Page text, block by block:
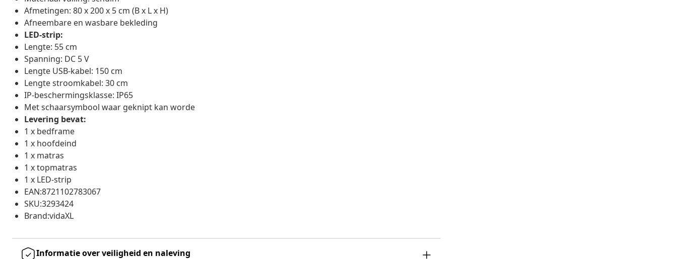
Afmetingen: 80 x 200 x 5 cm (B x L x H)
Afneembare en wasbare bekleding
LED-strip:
Lengte: 55 cm
Spanning: DC 5 V
Lengte USB-kabel: 150 cm
Lengte stroomkabel: 30 cm
IP-beschermingsklasse: IP65
Met schaarsymbool waar geknipt kan worde
Levering bevat:
1 x bedframe
1 x hoofdeind
1 x matras
1 x topmatras
1 x LED-strip
EAN:8721102783067
SKU:3293424
Brand:vidaXL
Informatie over veiligheid en naleving